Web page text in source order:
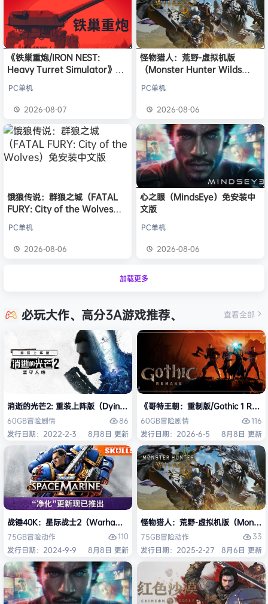
《铁巢重炮/IRON NEST:
Heavy Turret Simulator》免
PC单机
2026-08-07
怪物猎人：荒野-虚拟机版
（Monster Hunter Wilds
PC单机
2026-08-06
饿狼传说：群狼之城（FATAL
FURY: City of the Wolves）
PC单机
2026-08-06
心之眼（MindsEye）免安装中
文版
PC单机
2026-08-06
加载更多
必玩大作、高分3A游戏推荐、 查看全部
消逝的光芒2: 重装上阵版（Dying Light 2 Stay Human: Reloaded
60GB冒险剧情
86
发行日期：2022-2-3
8月8日 更新
《哥特王朝：重制版/Gothic 1
60GB冒险剧情
116
发行日期：2026-6-5
8月8日 更新
战锤40K：星际战士2（Warhammer 40,000: Space Marine 2）免安装
75GB冒险动作
110
发行日期：2024-9-9
8月8日 更新
怪物猎人：荒野-虚拟机版（
75GB冒险动作
33
发行日期：2025-2-27
8月6日 更新